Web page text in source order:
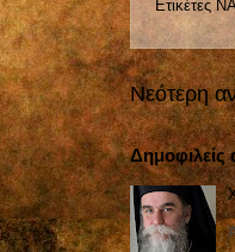
Ετικέτες
Νεότερη
Δημοφιλείς